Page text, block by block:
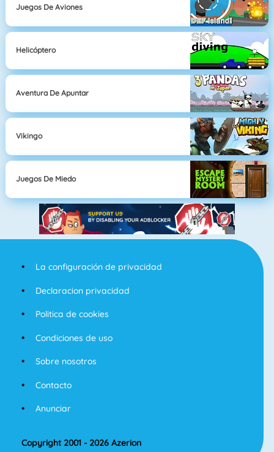
Juegos De Aviones
Helicóptero
Aventura De Apuntar
Vikingo
Juegos De Miedo
La configuración de privacidad
Declaracion privacidad
Politica de cookies
Condiciones de uso
Sobre nosotros
Contacto
Anunciar
Copyright 2001 - 2026 Azerion